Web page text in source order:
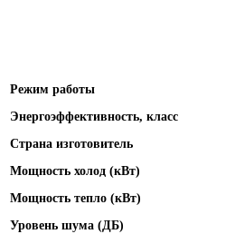
Режим работы
Энергоэффективность, класс
Страна изготовитель
Мощность холод (кВт)
Мощность тепло (кВт)
Уровень шума (ДБ)